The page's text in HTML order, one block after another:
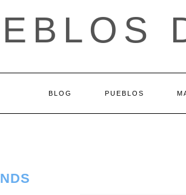
BLOG PUEBLOS